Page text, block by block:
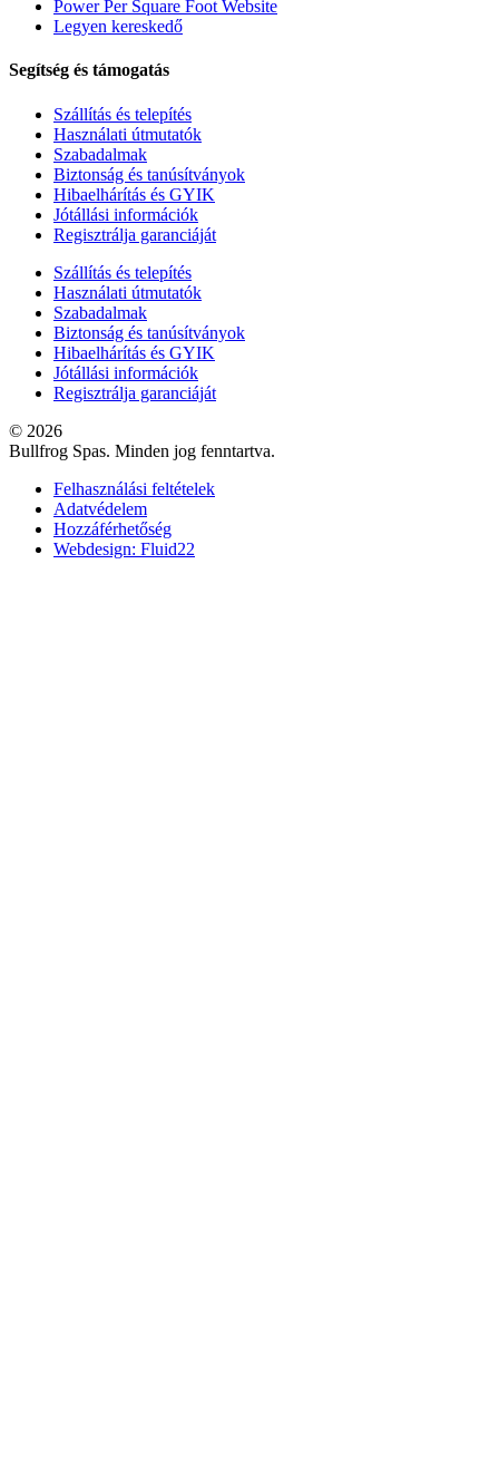
Power Per Square Foot Website
Legyen kereskedő
Segítség és támogatás
Szállítás és telepítés
Használati útmutatók
Szabadalmak
Biztonság és tanúsítványok
Hibaelhárítás és GYIK
Jótállási információk
Regisztrálja garanciáját
Szállítás és telepítés
Használati útmutatók
Szabadalmak
Biztonság és tanúsítványok
Hibaelhárítás és GYIK
Jótállási információk
Regisztrálja garanciáját
© 2026
Bullfrog Spas. Minden jog fenntartva.
Felhasználási feltételek
Adatvédelem
Hozzáférhetőség
Webdesign: Fluid22